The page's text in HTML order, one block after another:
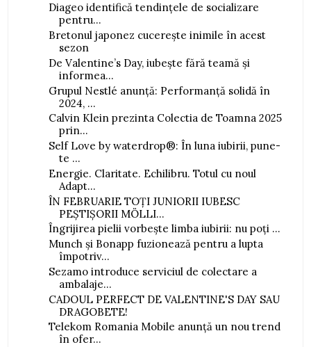
Diageo identifică tendințele de socializare
pentru...
Bretonul japonez cucerește inimile în acest
sezon
De Valentine’s Day, iubește fără teamă și
informea...
Grupul Nestlé anunță: Performanță solidă în
2024, ...
Calvin Klein prezinta Colectia de Toamna 2025
prin...
Self Love by waterdrop®: În luna iubirii, pune-
te ...
Energie. Claritate. Echilibru. Totul cu noul
Adapt...
ÎN FEBRUARIE TOȚI JUNIORII IUBESC
PEȘTIȘORII MÖLLI...
Îngrijirea pielii vorbește limba iubirii: nu poți ...
Munch și Bonapp fuzionează pentru a lupta
împotriv...
Sezamo introduce serviciul de colectare a
ambalaje...
CADOUL PERFECT DE VALENTINE'S DAY SAU
DRAGOBETE!
Telekom Romania Mobile anunță un nou trend
în ofer...